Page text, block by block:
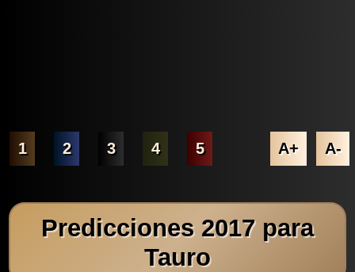
1 2 3 4 5 A+ A-
Predicciones 2017 para
Tauro